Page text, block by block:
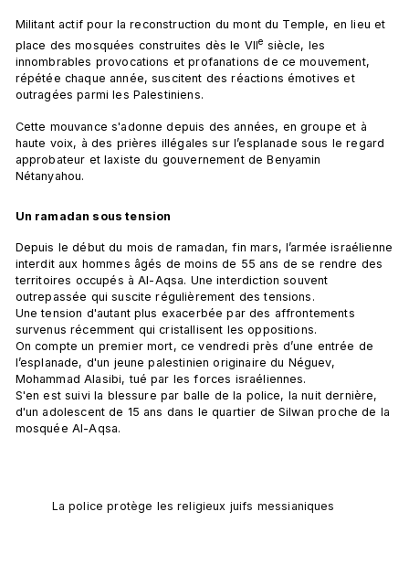
Militant actif pour la reconstruction du mont du Temple, en lieu et
place des mosquées construites dès le VIIe siècle, les
innombrables provocations et profanations de ce mouvement,
répétée chaque année, suscitent des réactions émotives et
outragées parmi les Palestiniens.
Cette mouvance s'adonne depuis des années, en groupe et à
haute voix, à des prières illégales sur l’esplanade sous le regard
approbateur et laxiste du gouvernement de Benyamin
Nétanyahou.
Un ramadan sous tension
Depuis le début du mois de ramadan, fin mars, l’armée israélienne
interdit aux hommes âgés de moins de 55 ans de se rendre des
territoires occupés à Al-Aqsa. Une interdiction souvent
outrepassée qui suscite régulièrement des tensions.
Une tension d'autant plus exacerbée par des affrontements
survenus récemment qui cristallisent les oppositions.
On compte un premier mort, ce vendredi près d’une entrée de
l’esplanade, d'un jeune palestinien originaire du Néguev,
Mohammad Alasibi, tué par les forces israéliennes.
S'en est suivi la blessure par balle de la police, la nuit dernière,
d'un adolescent de 15 ans dans le quartier de Silwan proche de la
mosquée Al-Aqsa.
La police protège les religieux juifs messianiques